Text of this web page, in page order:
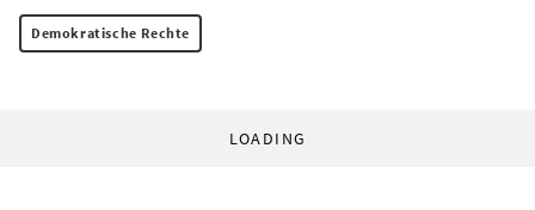
Demokratische Rechte
LOADING